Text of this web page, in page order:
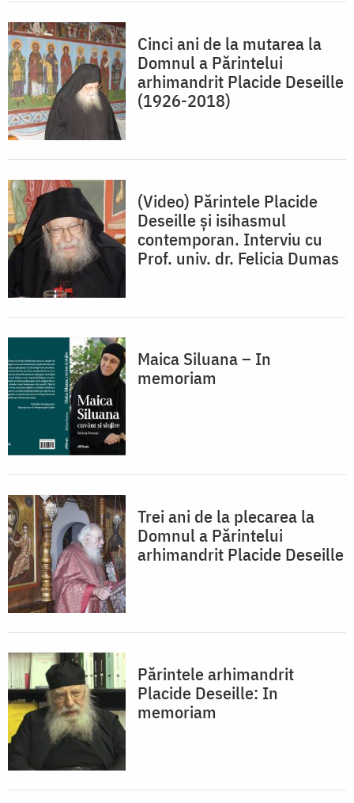
Cinci ani de la mutarea la
Domnul a Părintelui
arhimandrit Placide Deseille
(1926-2018)
(Video) Părintele Placide
Deseille și isihasmul
contemporan. Interviu cu
Prof. univ. dr. Felicia Dumas
Maica Siluana – In
memoriam
Trei ani de la plecarea la
Domnul a Părintelui
arhimandrit Placide Deseille
Părintele arhimandrit
Placide Deseille: In
memoriam